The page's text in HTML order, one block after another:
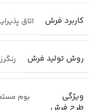
کاربرد فرش اتاق
روش تولید فرش
ویژگی
بوم